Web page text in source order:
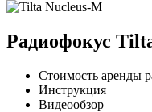
Радиофокус
Стоимость аренды
Инструкция
Видеообзор